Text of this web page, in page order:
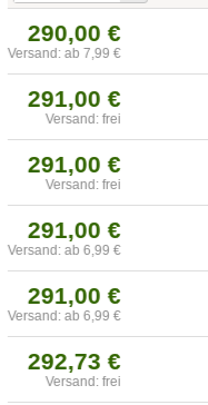
290,00 €
Versand: ab 7,99 €
291,00 €
Versand: frei
291,00 €
Versand: frei
291,00 €
Versand: ab 6,99 €
291,00 €
Versand: ab 6,99 €
292,73 €
Versand: frei